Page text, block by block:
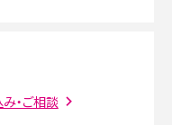
る？バレるケースや撮り方も解
・ご相談